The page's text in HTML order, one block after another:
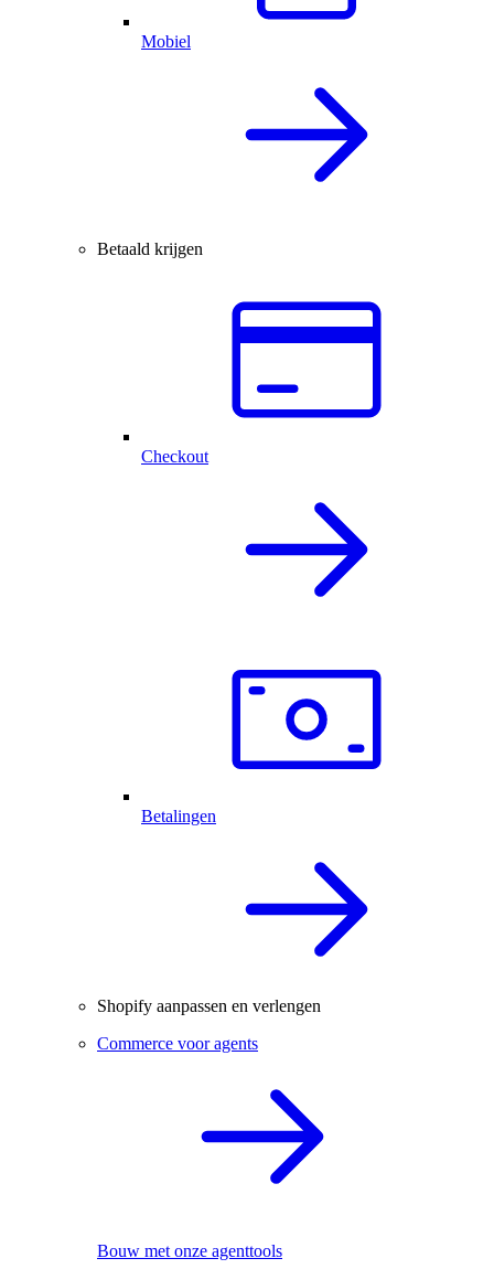
Mobiel
Betaald krijgen
Checkout
Betalingen
Shopify aanpassen en verlengen
Commerce voor agents
Bouw met onze agenttools